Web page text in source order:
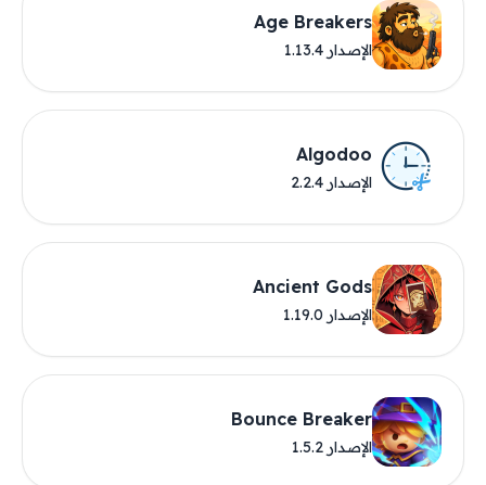
Age Breakers
الإصدار 1.13.4
Algodoo
الإصدار 2.2.4
Ancient Gods
الإصدار 1.19.0
Bounce Breaker
الإصدار 1.5.2